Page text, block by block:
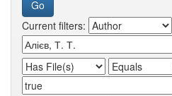
Current filters: